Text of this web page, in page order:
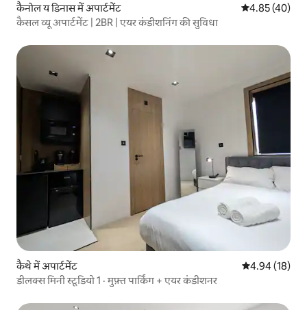
कैनोल य डिनास में अपार्टमेंट औसत रेटिंग 5 में
4.85 (40)
कैसल व्यू अपार्टमेंट | 2BR | एयर कंडीशनिंग की सुविधा
कैथे में अपार्टमेंट औसत रेटिंग 5 में
4.94 (18)
डीलक्स मिनी स्टूडियो 1 · मुफ़्त पार्किंग + एयर कंडीशनर